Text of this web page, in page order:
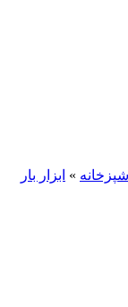
» ابزار بار